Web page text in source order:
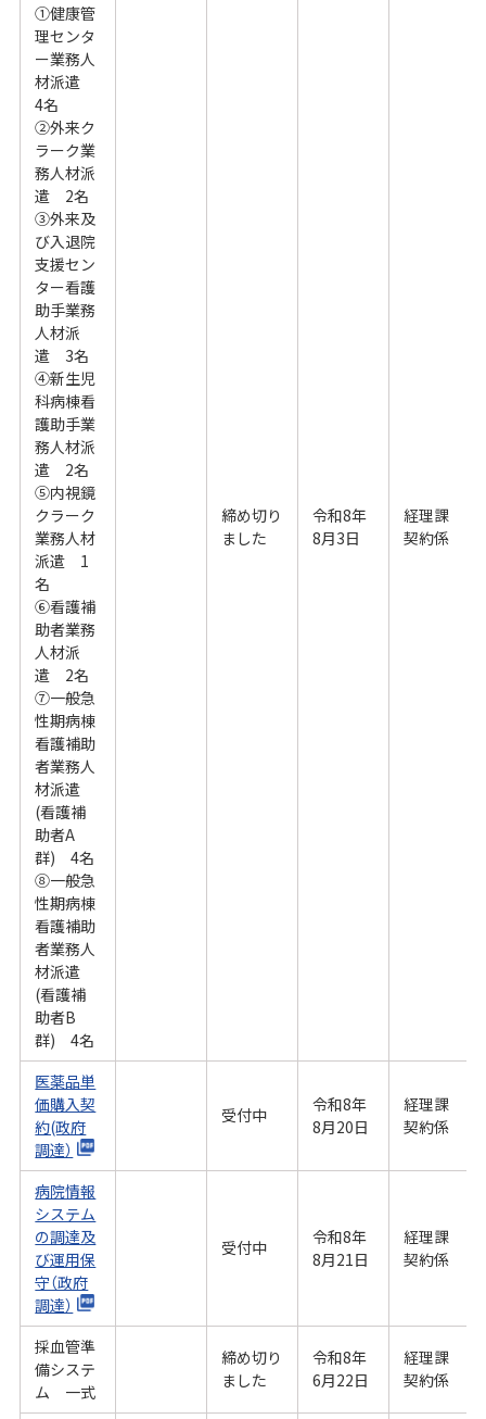
①健康管
理センタ
ー業務人
材派遣
4名
②外来ク
ラーク業
務人材派
遣 2名
③外来及
び入退院
支援セン
ター看護
助手業務
人材派
遣 3名
④新生児
科病棟看
護助手業
務人材派
遣 2名
⑤内視鏡
クラーク
業務人材
派遣 1
名
⑥看護補
助者業務
人材派
遣 2名
⑦一般急
性期病棟
看護補助
者業務人
材派遣
(看護補
助者A
群) 4名
⑧一般急
性期病棟
看護補助
者業務人
材派遣
(看護補
助者B
群) 4名
締め切り
ました
令和8年
8月3日
経理課
契約係
医薬品単
価購入契
約(政府
調達）
受付中
令和8年
8月20日
経理課
契約係
病院情報
システム
の調達及
び運用保
守（政府
調達）
受付中
令和8年
8月21日
経理課
契約係
採血管準
備システ
ム 一式
締め切り
ました
令和8年
6月22日
経理課
契約係